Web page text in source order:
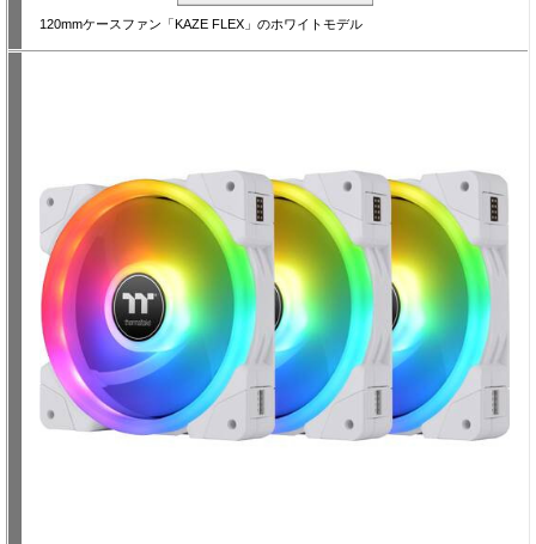
120mmケースファン「KAZE FLEX」のホワイトモデル